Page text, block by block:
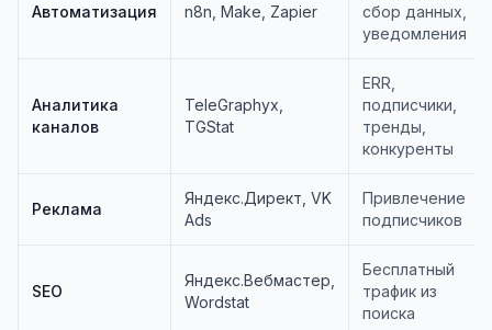
Автоматизация n8n, Make, Zapier
сбор данных,
уведомления
Аналитика
каналов
TeleGraphyx,
TGStat
ERR,
подписчики,
тренды,
конкуренты
Реклама
Яндекс.Директ, VK
Ads
Привлечение
подписчиков
SEO
Яндекс.Вебмастер,
Wordstat
Бесплатный
трафик из
поиска